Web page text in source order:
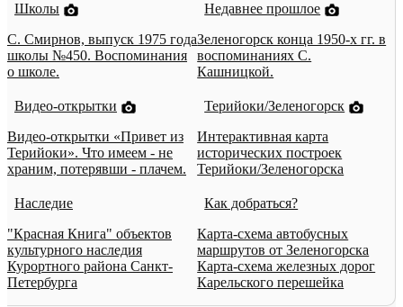
Школы
С. Смирнов, выпуск 1975 года
школы №450. Воспоминания
о школе.
Недавнее прошлое
Зеленогорск конца 1950-х гг. в
воспоминаниях С.
Кашницкой.
Видео-открытки
Видео-открытки «Привет из
Терийоки». Что имеем - не
храним, потерявши - плачем.
Терийоки/Зеленогорск
Интерактивная карта
исторических построек
Терийоки/Зеленогорска
Наследие
"Красная Книга" объектов
культурного наследия
Курортного района Санкт-
Петербурга
Как добраться?
Карта-схема автобусных
маршрутов от Зеленогорска
Карта-схема железных дорог
Карельского перешейка